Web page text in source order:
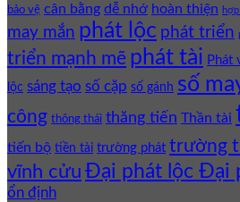
bảo vệ cân bằng dễ nhớ hoàn thiện
may mắn phát lộc phát triển
triển mạnh mẽ phát tài Phát
lộc sáng tạo số cặp số gánh số
công thông thái thăng tiến Thần tài
tiến bộ tiền tài trường phát trường
vĩnh cửu Đại phát lộc Đại
ổn định